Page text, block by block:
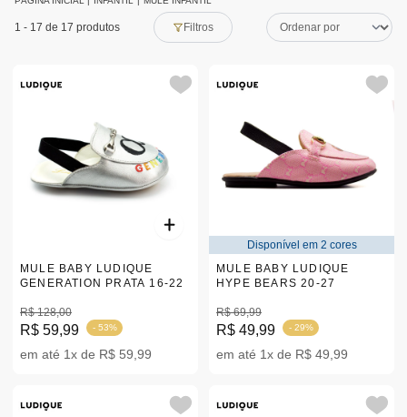
1 - 17 de 17 produtos Filtros
MULE BABY LUDIQUE
GENERATION PRATA 16-22
R$ 128,00
R$ 59,99 - 53%
em até 1x de R$ 59,99
Disponível em 2 cores
MULE BABY LUDIQUE
HYPE BEARS 20-27
R$ 69,99
R$ 49,99 - 29%
em até 1x de R$ 49,99